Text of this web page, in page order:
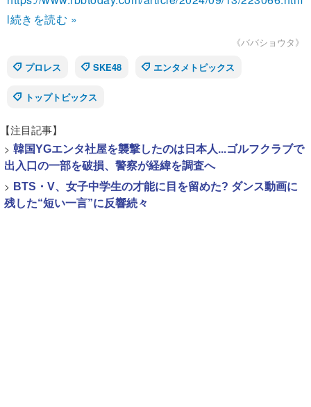
l続きを読む »
《ババショウタ》
プロレス
SKE48 エンタメトピックス
トップトピックス
【注目記事】
> 韓国YGエンタ社屋を襲撃したのは日本人...ゴルフクラブで
出入口の一部を破損、警察が経緯を調査へ
> BTS・V、女子中学生の才能に目を留めた? ダンス動画に
残した“短い一言”に反響続々